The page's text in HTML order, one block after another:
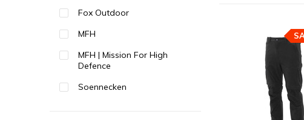
Fox Outdoor
MFH
MFH | Mission For High
Defence
Soennecken